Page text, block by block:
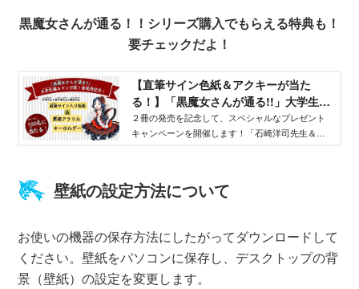
黒魔女さんが通る！！シリーズ購入でもらえる特典も！
要チェックだよ！
【直筆サイン色紙＆アクキーが当た
る！】「黒魔女さんが通る!!」大学生編
＆マンガ第１巻発売キャンペーン
２冊の発売を記念して、スペシャルなプレゼント
キャンペーンを開催します！「石崎洋司先生＆亜
壁紙の設定方法について
お使いの機器の保存方法にしたがってダウンロードして
ください。壁紙をパソコンに保存し、デスクトップの背
景（壁紙）の設定を変更します。